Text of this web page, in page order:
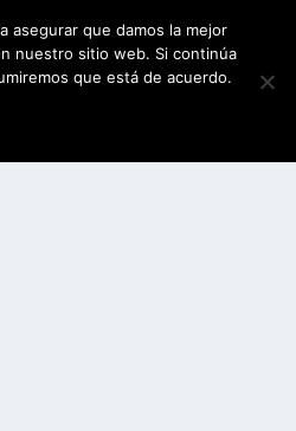
asegurar que damos la mejor
nuestro sitio web. Si continúa
que está de acuerdo.